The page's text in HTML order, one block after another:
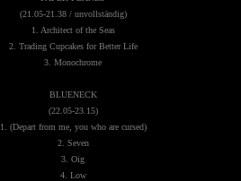
(21.05-21.38 / unvollständig)
1. Architect of the Seas
2. Trading Cupcakes for Better Life
3. Monochrome
BLUENECK
(22.05-23.15)
1. (Depart from me, you who are cursed)
2. Seven
3. Oig
4. Low